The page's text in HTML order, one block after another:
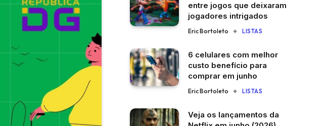
entre jogos que deixaram
jogadores intrigados
Eric Bortoleto LISTAS
6 celulares com melhor
custo benefício para
comprar em junho
Eric Bortoleto LISTAS
Veja os lançamentos da